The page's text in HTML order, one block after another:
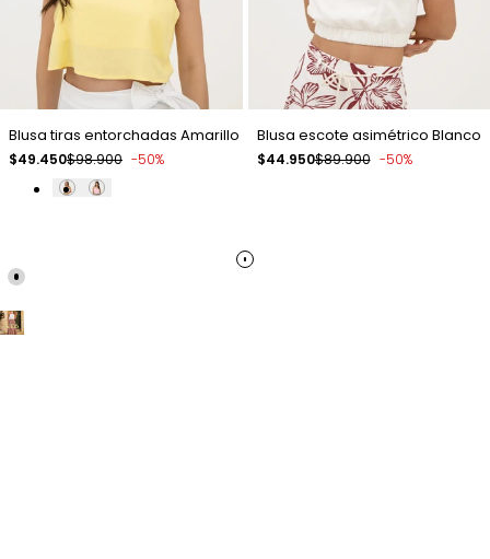
Blusa tiras entorchadas Amarillo
Precio
$98.900
Precio
venta
$49.450 -50%
Blusa escote asimétrico Blanco
Precio
$89.900
Precio
$44.950 -50%